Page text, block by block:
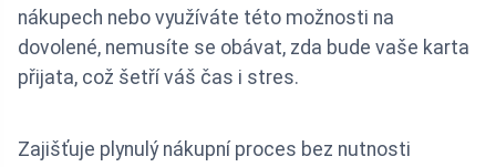
nákupech nebo využíváte této možnosti na
dovolené, nemusíte se obávat, zda bude vaše karta
přijata, což šetří váš čas i stres.
Zajišťuje plynulý nákupní proces bez nutnosti